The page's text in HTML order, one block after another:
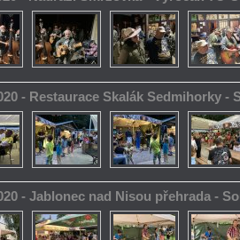
- Restaurace Skalák Sedmihorky -
- Jablonec nad Nisou přehrada -